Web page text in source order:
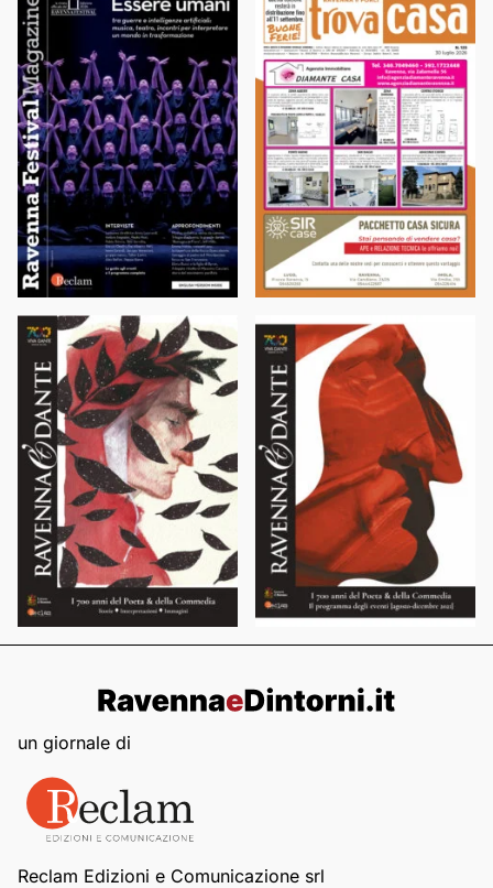
un giornale di
Reclam Edizioni e Comunicazione srl